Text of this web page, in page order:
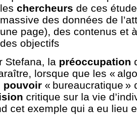
les chercheurs de ces
massive des données de
une page), des contenus et
des objectifs
Stefana, la préoccupation
lorsque que les «
pouvoir « bureaucratique »
critique sur la vie
cet exemple qui a eu lieu